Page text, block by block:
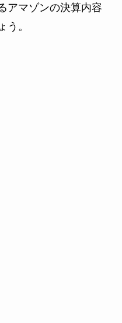
アマゾンの決算内容
う。